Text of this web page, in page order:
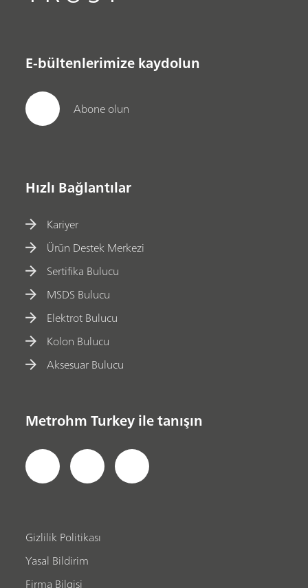
E-bültenlerimize kaydolun
Abone olun
Hızlı Bağlantılar
Kariyer
Ürün Destek Merkezi
Sertifika Bulucu
MSDS Bulucu
Elektrot Bulucu
Kolon Bulucu
Aksesuar Bulucu
Metrohm Turkey ile tanışın
Gizlilik Politikası
Yasal Bildirim
Firma Bilgisi